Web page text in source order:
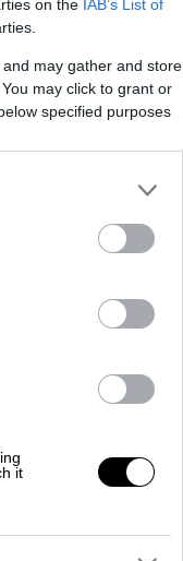
on the IAB’s List of
may gather and store
may click to grant or
specified purposes
it
να